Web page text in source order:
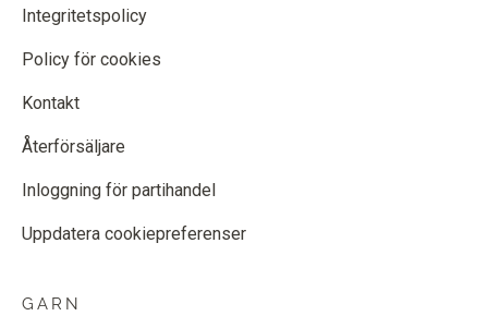
Integritetspolicy
Policy för cookies
Kontakt
Återförsäljare
Inloggning för partihandel
Uppdatera cookiepreferenser
GARN